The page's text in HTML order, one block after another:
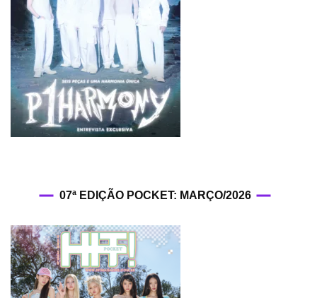
07ª EDIÇÃO POCKET: MARÇO/2026